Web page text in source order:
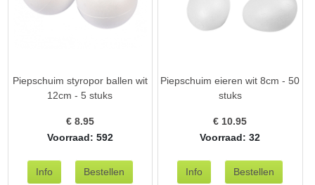
Piepschuim styropor ballen wit
12cm - 5 stuks
€ 8.95
Voorraad: 592
Piepschuim eieren wit 8cm - 50
stuks
€ 10.95
Voorraad: 32